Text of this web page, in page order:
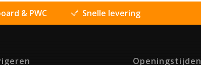
& PWC Snelle levering
Openingstijden